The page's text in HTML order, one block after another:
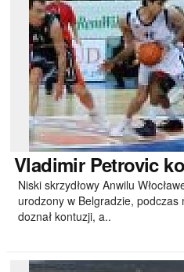
VladimirPetrovic
Niski skrzydłowy Anwilu
urodzony w Belgradzie, podczas
doznał kontuzji, a..